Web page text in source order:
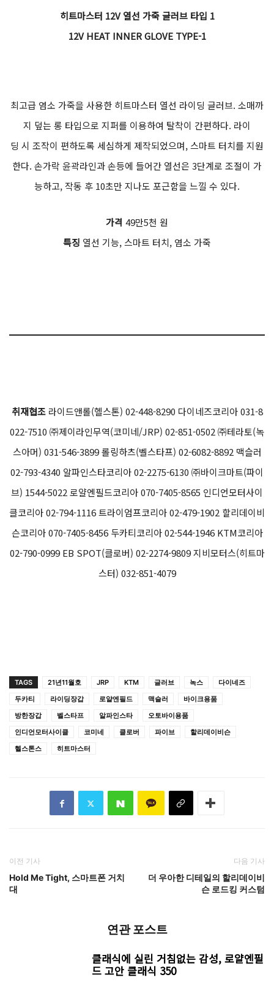
히트마스터 12V 열선 가죽 글러브 타입 1
12V HEAT INNER GLOVE TYPE-1
최고급 염소 가죽을 사용한 히트마스터 열선 라이딩 글러브. 소매까
지 덮는 롱 타입으로 지퍼를 이용하여 탈착이 간편하다. 라이
딩 시 조작이 편하도록 세심하게 제작되었으며, 스마트 터치를 지원
한다. 손가락 윤곽라인과 손등에 들어간 열선은 3단계로 조절이 가
능하고, 작동 후 10초만 지나도 포근함을 느낄 수 있다.
가격 49만5천 원
특징 열선 기능, 스마트 터치, 염소 가죽
취재협조 라이드앤롤(헬스톤) 02-448-8290 다이네즈코리아 031-8
022-7510 ㈜제이라인무역(코미네/JRP) 02-851-0502 ㈜테라토(녹
스아머) 031-546-3899 롤링하츠(벨스타프) 02-6082-8892 맥슬러
02-793-4340 알파인스타코리아 02-2275-6130 ㈜바이크마트(파이
브) 1544-5022 로얄엔필드코리아 070-7405-8565 인디언모터사이
클코리아 02-794-1116 트라이엄프코리아 02-479-1902 할리데이비
슨코리아 070-7405-8456 두카티코리아 02-544-1946 KTM코리아
02-790-0999 EB SPOT(클로버) 02-2274-9809 지비모터스(히트마
스터) 032-851-4079
TAGS 21년11월호 JRP KTM 글러브 녹스
다이네즈
두카티
라이딩장갑 로얄엔필드 맥슬러
바이크용품
방한장갑
벨스타프 알파인스타
오토바이용품
인디언모터사이클
코미네 클로버 파이브
할리데이비슨
헬스톤스
히트마스터
이전 기사
Hold Me Tight, 스마트폰 거치
대
다음 기사
더 우아한 디테일의 할리데이비
슨 로드킹 커스텀
연관 포스트
클래식에 실린 거침없는 감성, 로얄엔필
드 고안 클래식 350